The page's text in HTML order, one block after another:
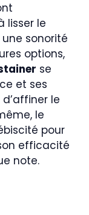
lisser le
sonorité
options,
se
et ses
le
le
pour
efficacité
note.